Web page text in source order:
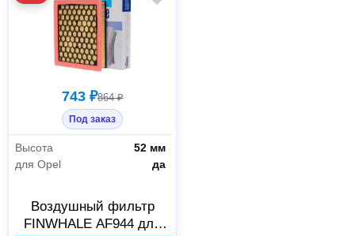
743 ₽864 ₽
Под заказ
Высота
52 мм
для Opel
да
Воздушный фильтр
FINWHALE AF944 для